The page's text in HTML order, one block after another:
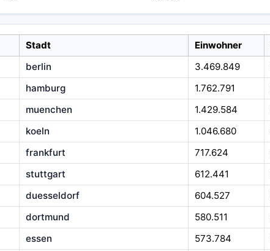
Stadt Einwohner
berlin 3.469.849
hamburg 1.762.791
muenchen 1.429.584
koeln 1.046.680
frankfurt 717.624
stuttgart 612.441
duesseldorf 604.527
dortmund 580.511
essen 573.784